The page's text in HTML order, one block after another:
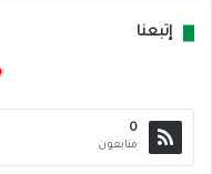
إتبعنا
0
متابعون